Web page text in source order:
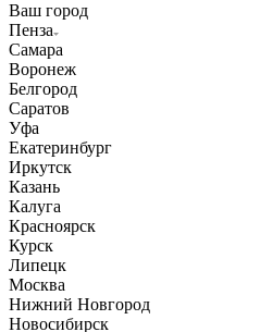
Ваш город
Пенза
Самара
Воронеж
Белгород
Саратов
Уфа
Екатеринбург
Иркутск
Казань
Калуга
Красноярск
Курск
Липецк
Москва
Нижний Новгород
Новосибирск